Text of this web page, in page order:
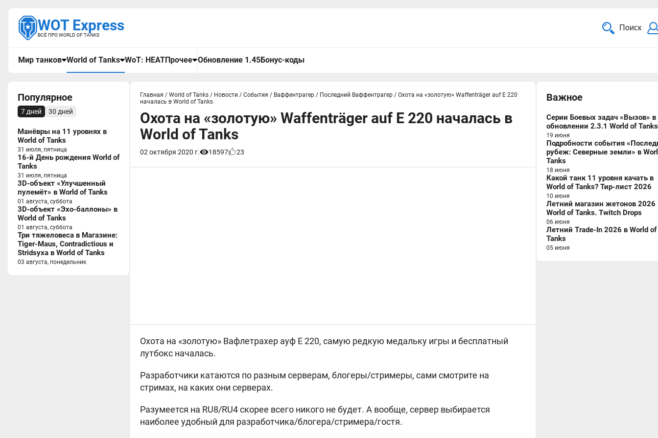
WOT Express
ВСЁ ПРО WORLD OF TANKS
Поиск
Мир танков World of Tanks WoT: HEATПрочее Обновление 1.45Бонус-коды
Популярное
7 дней 30 дней
Манёвры на 11 уровнях в
World of Tanks
31 июля, пятница
16-й День рождения World of
Tanks
31 июля, пятница
3D-объект «Улучшенный
пулемёт» в World of Tanks
01 августа, суббота
3D-объект «Эхо-баллоны» в
World of Tanks
01 августа, суббота
Три тяжеловеса в Магазине:
Tiger-Maus, Contradictious и
Stridsyxa в World of Tanks
03 августа, понедельник
Главная / World of Tanks / Новости / События / Ваффентрагер / Последний Ваффентрагер / Охота на «золотую» Waffenträger auf E 220
началась в World of Tanks
Охота на «золотую» Waffenträger auf E 220 началась в
World of Tanks
02 октября 2020 г. 18597 23
Охота на «золотую» Вафлетрахер ауф Е 220, самую редкую медальку игры и бесплатный
лутбокс началась.
Разработчики катаются по разным серверам, блогеры/стримеры, сами смотрите на
стримах, на каких они серверах.
Разумеется на RU8/RU4 скорее всего никого не будет. А вообще, сервер выбирается
наиболее удобный для разработчика/блогера/стримера/гостя.
Важное
Серии Боевых задач «Вызов» в
обновлении 2.3.1 World of Tanks
19 июня
Подробности события
рубеж: Северные земли» в
Tanks
18 июня
Какой танк 11 уровня качать в
World of Tanks? Тир-лист 2026
10 июня
Летний магазин жетонов 2026
World of Tanks. Twitch Drops
06 июня
Летний Trade-In 2026 в World of
Tanks
05 июня